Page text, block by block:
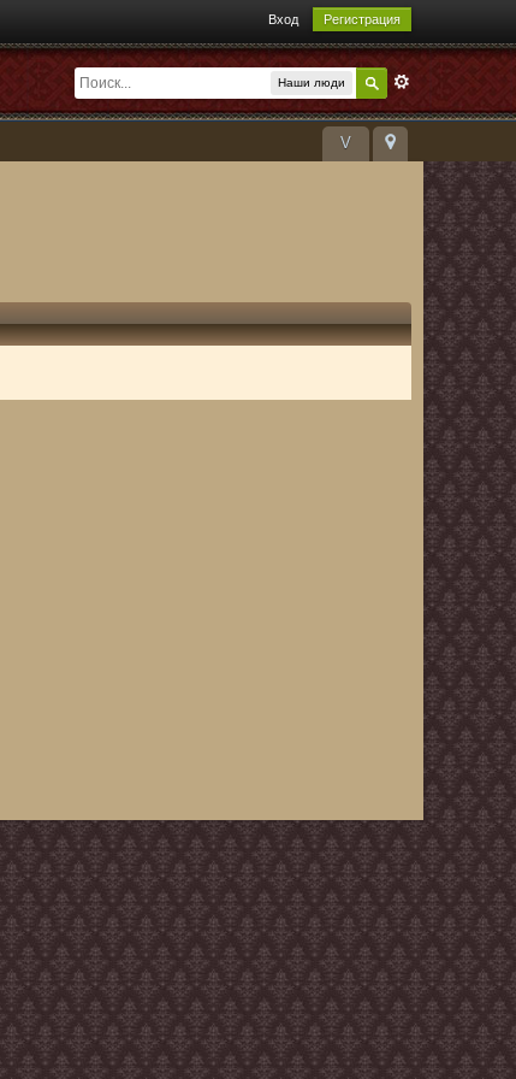
Вход Регистрация
Наши люди
V